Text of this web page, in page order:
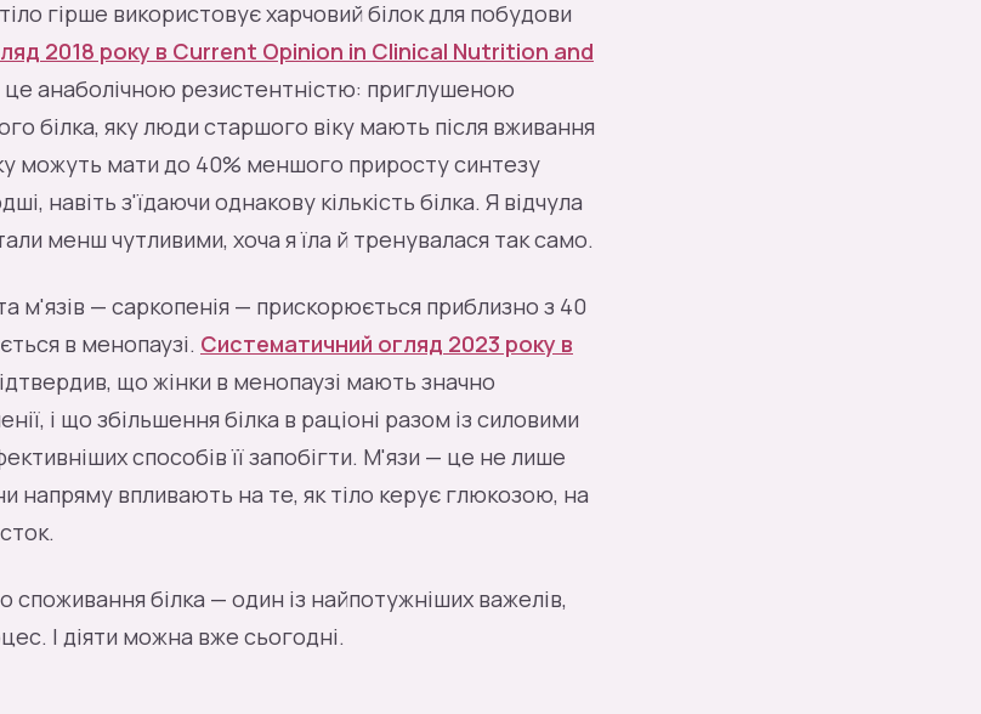
гірше використовує харчовий білок для побудови
2018 року в Current Opinion in Clinical Nutrition and
це анаболічною резистентністю: приглушеною
білка, яку люди старшого віку мають після вживання
можуть мати до 40% меншого приросту синтезу
навіть з'їдаючи однакову кількість білка. Я відчула
менш чутливими, хоча я їла й тренувалася так само.
м'язів — саркопенія — прискорюється приблизно з 40
в менопаузі. Систематичний огляд 2023 року в
що жінки в менопаузі мають значно
і що збільшення білка в раціоні разом із силовими
способів її запобігти. М'язи — це не лише
напряму впливають на те, як тіло керує глюкозою, на
білка — один із найпотужніших важелів,
І діяти можна вже сьогодні.